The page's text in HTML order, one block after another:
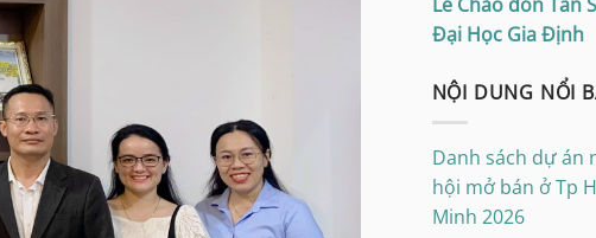
Đại Học Gia Định
NỘI DUNG NỔI
Danh sách dự án
hội mở bán ở Tp
Minh 2026